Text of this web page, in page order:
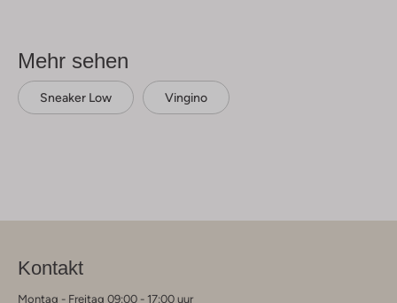
Mehr sehen
Sneaker Low Vingino
Kontakt
Montag - Freitag 09:00 - 17:00 uur